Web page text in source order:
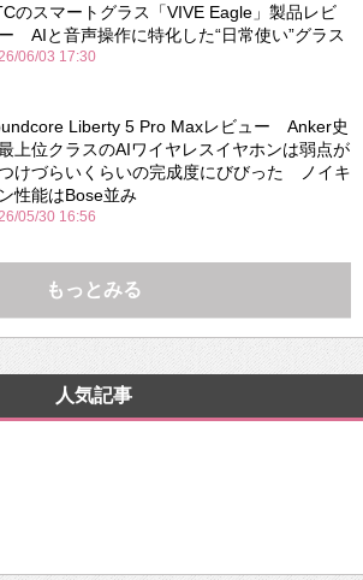
のスマートグラス「VIVE Eagle」製品レビ
AIと音声操作に特化した“日常使い”グラス
06/03 17:30
Liberty 5 Pro Maxレビュー Anker史
上位クラスのAIワイヤレスイヤホンは弱点が
けづらいくらいの完成度にびびった ノイキ
性能はBose並み
05/30 16:56
もっとみる
人気記事